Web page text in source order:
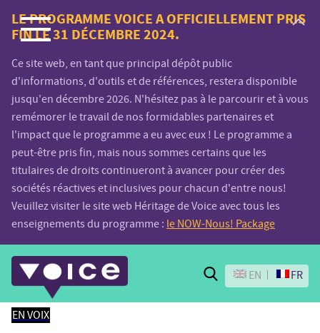
Voice.Global
website
LE PROGRAMME VOICE A OFFICIELLEMENT PRIS
FIN LE 31 DÉCEMBRE 2024.
Ce site web, en tant que principal dépôt public
d'informations, d'outils et de références, restera disponible
jusqu'en décembre 2026. N'hésitez pas à le parcourir et à vous
remémorer le travail de nos formidables partenaires et
l'impact que le programme a eu avec eux ! Le programme a
peut-être pris fin, mais nous sommes certains que les
titulaires de droits continueront à avancer pour créer des
sociétés réactives et inclusives pour chacun d'entre nous!
Veuillez visiter le site web Héritage de Voice avec tous les
enseignements du programme : le NOW-Nous! Package
Search
EN FR
EN VOIX